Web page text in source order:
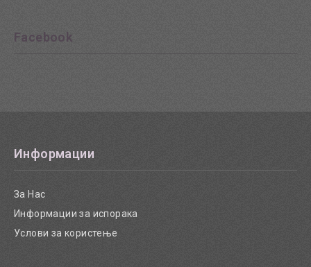
Facebook
Информации
За Нас
Информации за испорака
Услови за користење